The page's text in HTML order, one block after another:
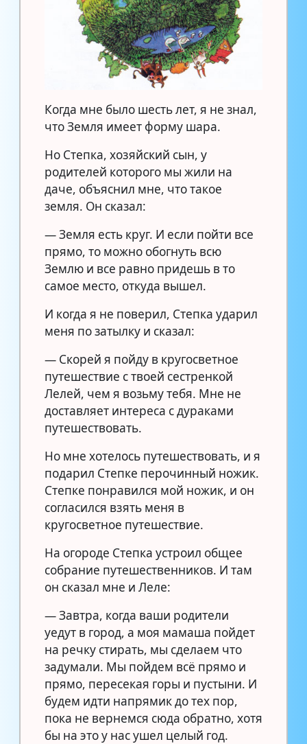
Когда мне было шесть лет, я не знал,
что Земля имеет форму шара.
Но Степка, хозяйский сын, у
родителей которого мы жили на
даче, объяснил мне, что такое
земля. Он сказал:
— Земля есть круг. И если пойти все
прямо, то можно обогнуть всю
Землю и все равно придешь в то
самое место, откуда вышел.
И когда я не поверил, Степка ударил
меня по затылку и сказал:
— Скорей я пойду в кругосветное
путешествие с твоей сестренкой
Лелей, чем я возьму тебя. Мне не
доставляет интереса с дураками
путешествовать.
Но мне хотелось путешествовать, и я
подарил Степке перочинный ножик.
Степке понравился мой ножик, и он
согласился взять меня в
кругосветное путешествие.
На огороде Степка устроил общее
собрание путешественников. И там
он сказал мне и Леле:
— Завтра, когда ваши родители
уедут в город, а моя мамаша пойдет
на речку стирать, мы сделаем что
задумали. Мы пойдем всё прямо и
прямо, пересекая горы и пустыни. И
будем идти напрямик до тех пор,
пока не вернемся сюда обратно, хотя
бы на это у нас ушел целый год.